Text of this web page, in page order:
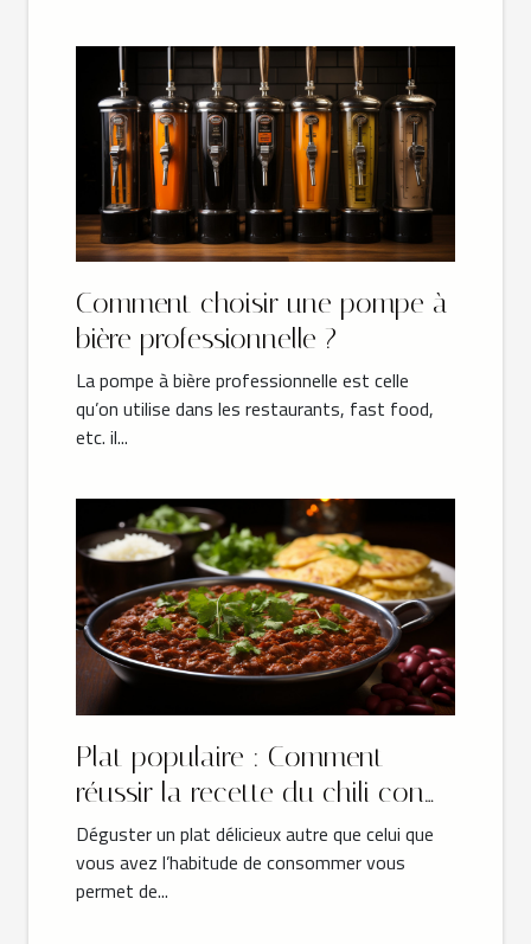
Comment choisir une pompe à
bière professionnelle ?
La pompe à bière professionnelle est celle
qu’on utilise dans les restaurants, fast food,
etc. il...
Plat populaire : Comment
réussir la recette du chili con
carne authentique ?
Déguster un plat délicieux autre que celui que
vous avez l’habitude de consommer vous
permet de...